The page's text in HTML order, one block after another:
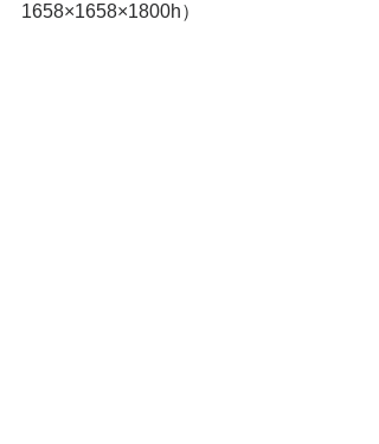
1658×1658×1800h）